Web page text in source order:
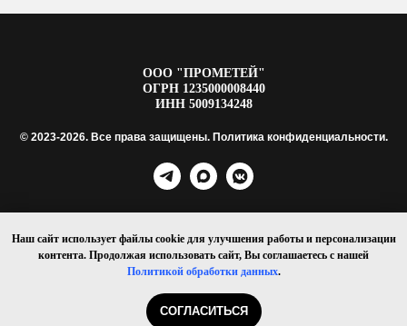
ООО "ПРОМЕТЕЙ"
ОГРН 1235000008440
ИНН 5009134248
© 2023-2026. Все права защищены. Политика конфиденциальности.
Наш сайт использует файлы cookie для улучшения работы и персонализации
контента. Продолжая использовать сайт, Вы соглашаетесь с нашей
Политикой обработки данных.
СОГЛАСИТЬСЯ
Made on Tilda